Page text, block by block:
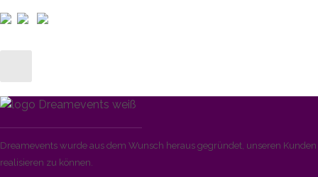
Dreamevents wurde aus dem Wunsch heraus gegründet, unseren
realisieren zu können.